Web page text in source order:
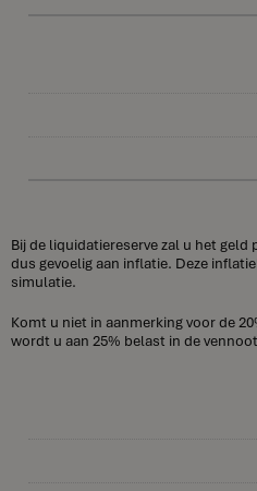
Bij de liquidatiereserve zal u het geld
dus gevoelig aan inflatie. Deze
simulatie.
Komt u niet in aanmerking voor de
wordt u aan 25% belast in de